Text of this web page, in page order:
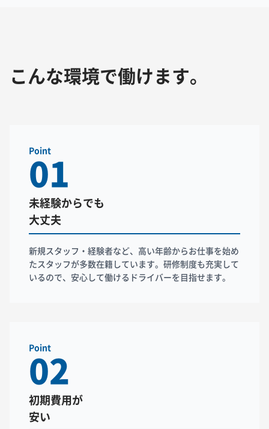
こんな環境で働けます。
Point
01
未経験からでも
大丈夫
新規スタッフ・経験者など、高い年齢からお仕事を始め
たスタッフが多数在籍しています。研修制度も充実して
いるので、安心して働けるドライバーを目指せます。
Point
02
初期費用が
安い